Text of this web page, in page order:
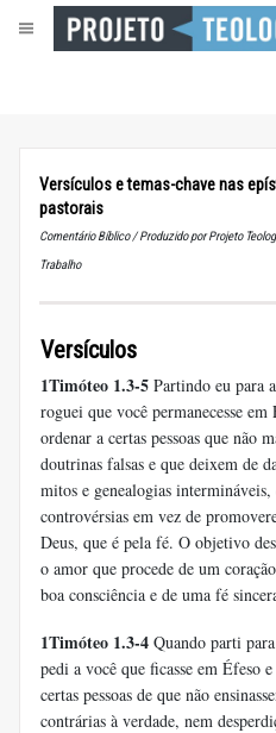
Versículos e temas-chave nas
pastorais
Comentário Bíblico / Produzido por Projeto
Trabalho
Versículos
1Timóteo 1.3-5 Partindo eu para
roguei que você permanecesse em
ordenar a certas pessoas que não
doutrinas falsas e que deixem de
mitos e genealogias intermináveis,
controvérsias em vez de
Deus, que é pela fé. O objetivo
o amor que procede de um
boa consciência e de uma fé
1Timóteo 1.3-4 Quando parti
pedi a você que ficasse em Éfeso
certas pessoas de que não
contrárias à verdade, nem